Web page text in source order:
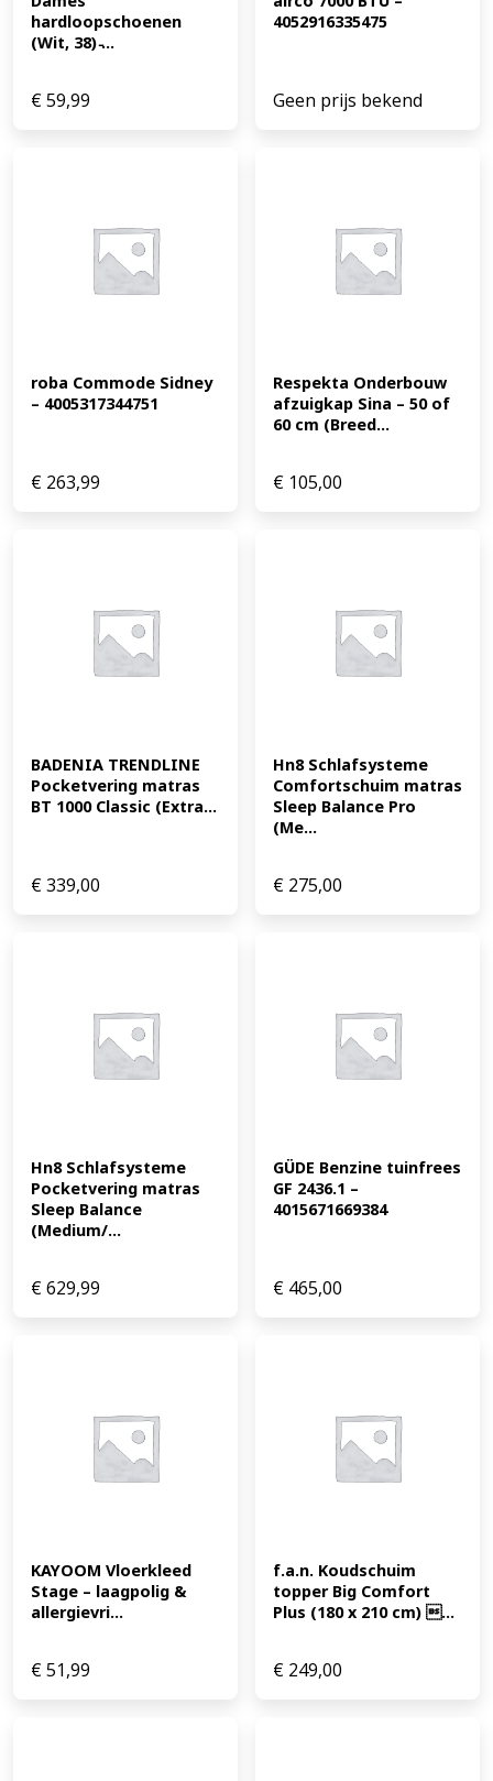
hardloopschoenen
(Wit, 38) ̵...
€59,99
4052916335475
Geen prijs bekend
roba Commode Sidney
– 4005317344751
€ 263,99
Respekta Onderbouw
afzuigkap Sina – 50 of
60 cm (Breed...
€ 105,00
BADENIA TRENDLINE
Pocketvering matras
BT 1000 Classic (Extra...
€339,00
Hn8 Schlafsysteme
Comfortschuim matras
Sleep Balance Pro
(Me...
€ 275,00
Hn8 Schlafsysteme
Pocketvering matras
Sleep Balance
(Medium/...
€629,99
GÜDE Benzine tuinfrees
GF 2436.1 –
4015671669384
€ 465,00
KAYOOM Vloerkleed
Stage – laagpolig &
allergievri...
€51,99
f.a.n. Koudschuim
topper Big Comfort
Plus (180 x 210 cm) ...
€ 249,00